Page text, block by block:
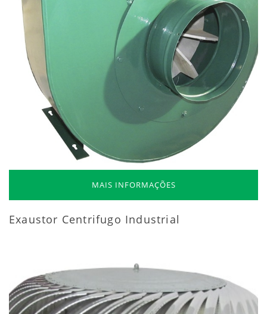
MAIS INFORMAÇÕES
Exaustor Centrifugo Industrial